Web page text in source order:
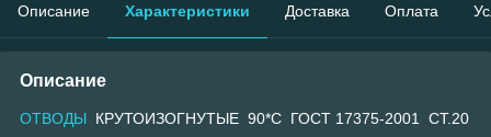
Описание Характеристики Доставка Оплата
Описание
ОТВОДЫ КРУТОИЗОГНУТЫЕ 90*С ГОСТ 17375-2001 СТ.20